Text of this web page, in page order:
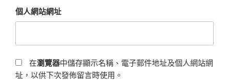
個人網站網址
在瀏覽器中儲存顯示名稱、電子郵件地址及個人網站網
址，以供下次發佈留言時使用。